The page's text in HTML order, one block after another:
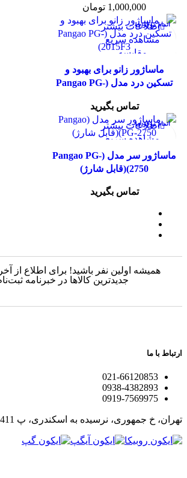
1,000,000 تومان
اتمام موجودی
اطلاعات بیشتر
مشاهده سریع
مقایسه
افزودن به علاقه مندی
ماساژور زانو برای بهبود و
تسکین درد مدل (Pangao PG-
تماس بگیرید
اتمام موجودی
اطلاعات بیشتر
مشاهده سریع
افزودن به علاقه مندی
ماساژور سر مدل (Pangao PG-
2750)(قابل شارژ)
تماس بگیرید
همیشه اولین نفر باشید! برای اطلاع از
جدیدترین کالاها در خبرنامه
ارتباط با ما
021-66120853
0938-4382893
0919-7569975
تهران، خ جمهوری، نرسیده به اسکندری، پ 1411، واحد 1